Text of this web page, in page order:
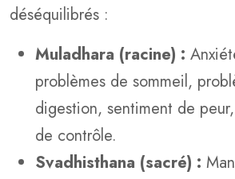
déséquilibrés :
Muladhara (racine) :
problèmes de sommeil,
digestion, sentiment de
de contrôle.
Svadhisthana (sacré) :